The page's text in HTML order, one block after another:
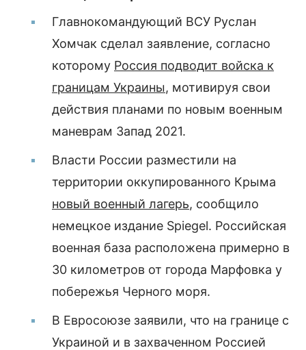
Главнокомандующий ВСУ Руслан
Хомчак сделал заявление, согласно
которому Россия подводит войска к
границам Украины, мотивируя свои
действия планами по новым военным
маневрам Запад 2021.
Власти России разместили на
территории оккупированного Крыма
новый военный лагерь, сообщило
немецкое издание Spiegel. Российская
военная база расположена примерно в
30 километров от города Марфовка у
побережья Черного моря.
В Евросоюзе заявили, что на границе с
Украиной и в захваченном Россией